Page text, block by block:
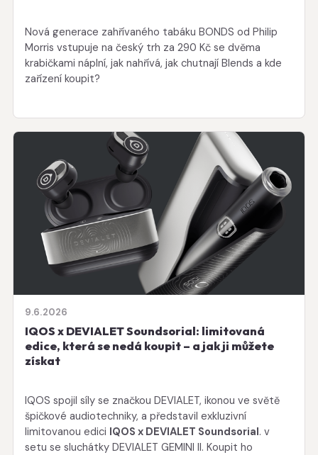
Nová generace zahřívaného tabáku BONDS od Philip
Morris vstupuje na český trh za 290 Kč se dvěma
krabičkami náplní, jak nahřívá, jak chutnají Blends a kde
zařízení koupit?
9.6.2026
IQOS x DEVIALET Soundsorial: limitovaná
edice, která se nedá koupit – a jak ji můžete
získat
IQOS spojil síly se značkou DEVIALET, ikonou ve světě
špičkové audiotechniky, a představil exkluzivní
limitovanou edici IQOS x DEVIALET Soundsorial. v
setu se sluchátky DEVIALET GEMINI II. Koupit ho